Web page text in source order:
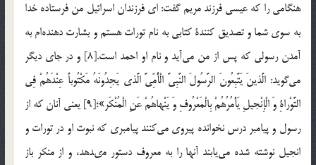
هنگامي را كه عيسي فرزند مريم گفت: اي فرزندان اسرائيل من فرستاده خدا
به سوي شما و تصديق كنندة كتابي به نام تورات هستم و بشارت دهنده‌ام به
آمدن رسولي كه پس از من مي‌آيد و نام او احمد است.[8] و در جاي ديگر
مي‌گويد: الَّذينَ يَتَّبِعُونَ الرَّسُولَ النَّبِيَّ الْأُمِّيَّ الَّذي يَجِدُونَهُ مَكْتُوباً عِنْدَهُمْ فِي
التَّوْراةِ وَ الْإِنْجيلِ يَأْمُرُهُمْ بِالْمَعْرُوفِ وَ يَنْهاهُمْ عَنِ الْمُنْكَر»؛[9] يعني آنان كه از
رسول و پيامبر درس نخوانده پيروي مي‌كنند پيامبري كه نبوت او در تورات و
انجيل نوشته شده مي‌يابند آنها را به معروف دستور مى‏دهد، و از منكر باز